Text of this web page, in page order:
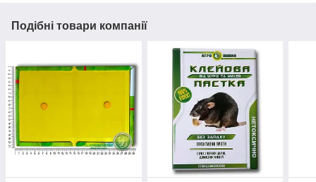
Подібні товари компанії